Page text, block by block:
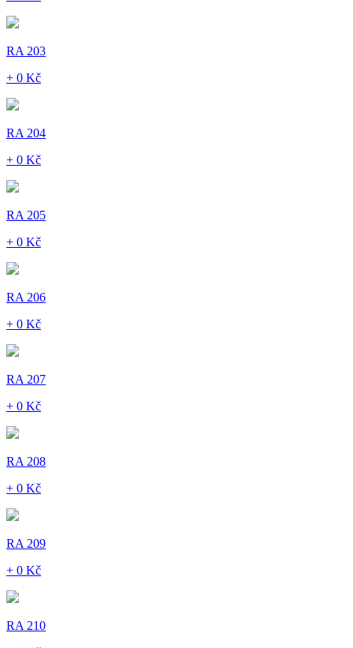
RA 203
+ 0 Kč
RA 204
+ 0 Kč
RA 205
+ 0 Kč
RA 206
+ 0 Kč
RA 207
+ 0 Kč
RA 208
+ 0 Kč
RA 209
+ 0 Kč
RA 210